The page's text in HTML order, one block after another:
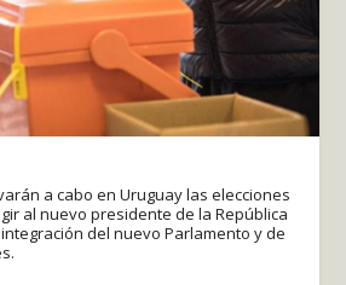
a cabo en Uruguay las elecciones
al nuevo presidente de la República
del nuevo Parlamento y de